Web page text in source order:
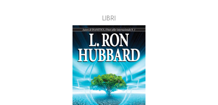
LIBRI